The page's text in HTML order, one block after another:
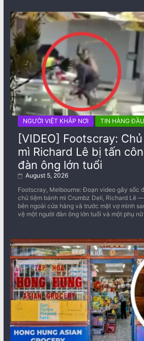
NGƯỜI VIỆT KHẮP NƠI TIN HÀNG ĐẦU
[VIDEO] Footscray:
mì Richard Lê bị tấn
đàn ông lớn tuổi
August 5, 2026
Footscray, Melbourne: Đoạn video gây sốc
chủ tiệm bánh mì Crumbz Deli, Richard Lê
bên ngoài cửa hàng và trước mặt vợ mình
vệ một người đàn ông lớn tuổi và một phụ